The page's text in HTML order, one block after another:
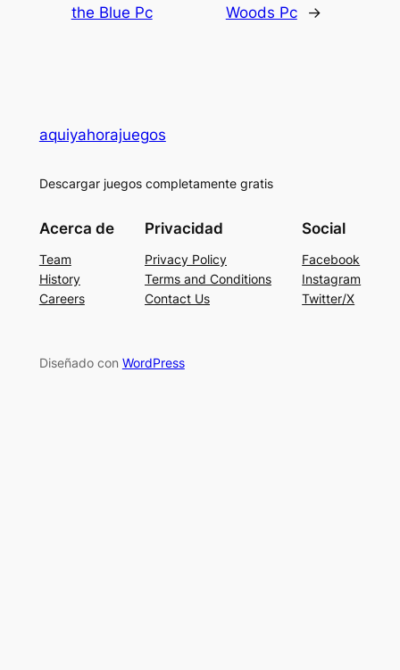
the Blue Pc
Woods Pc
→
aquiyahorajuegos
Descargar juegos completamente gratis
Acerca de
Team
History
Careers
Privacidad
Privacy Policy
Terms and Conditions
Contact Us
Social
Facebook
Instagram
Twitter/X
Diseñado con WordPress